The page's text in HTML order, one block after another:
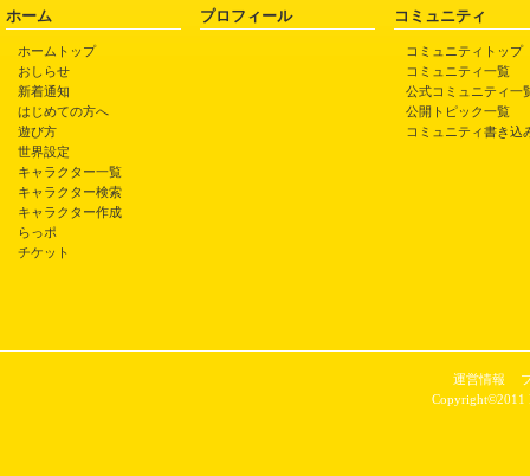
ホーム
ホームトップ
おしらせ
新着通知
はじめての方へ
遊び方
世界設定
キャラクター一覧
キャラクター検索
キャラクター作成
らっポ
チケット
プロフィール コミュニティ
コミュニティトップ
コミュニティ一覧
公式コミュニティ一
公開トピック一覧
コミュニティ書き込
運営情報
Copyright©2011